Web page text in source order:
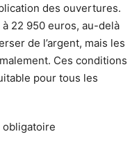
des ouvertures.
22 950 euros, au-delà
de l’argent, mais les
Ces conditions
pour tous les
obligatoire